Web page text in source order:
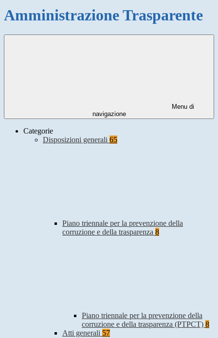
Amministrazione Trasparente
Menu di
navigazione
Categorie
Disposizioni generali 65
Piano triennale per la prevenzione della
corruzione e della trasparenza 8
Piano triennale per la prevenzione della
corruzione e della trasparenza (PTPCT) 8
Atti generali 57